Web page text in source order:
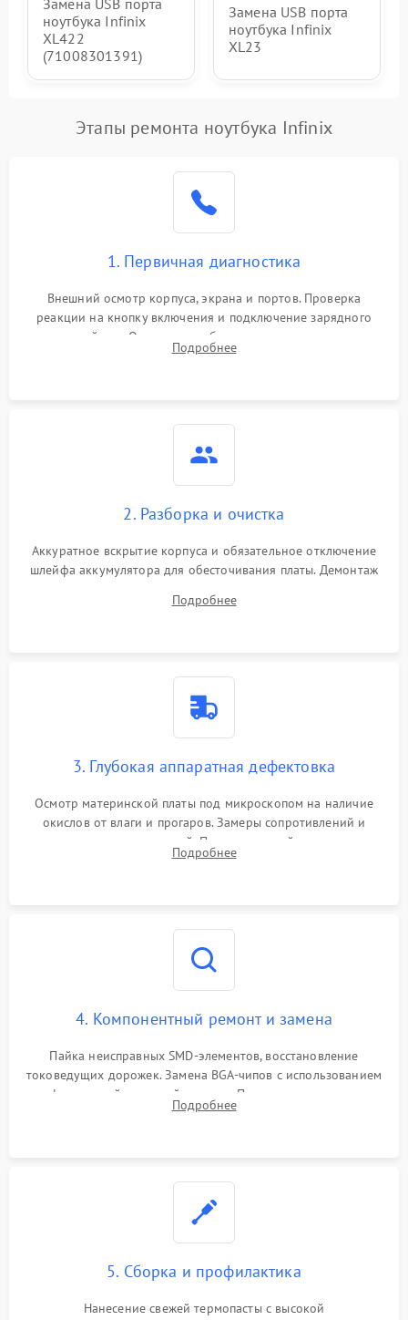
ноутбука Infinix
XL422
(71008301391)
Замена USB порта
ноутбука Infinix
XL23
Этапы ремонта ноутбука Infinix
1. Первичная диагностика
Внешний осмотр корпуса, экрана и портов. Проверка
реакции на кнопку включения и подключение зарядного
устройства. Оценка потребления тока с помощью
лабораторного блока питания для локализации проблемы.
Подробнее
2. Разборка и очистка
Аккуратное вскрытие корпуса и обязательное отключение
шлейфа аккумулятора для обесточивания платы. Демонтаж
высохшей термопасты с кристаллов чипов.
Подробнее
3. Глубокая аппаратная дефектовка
Осмотр материнской платы под микроскопом на наличие
окислов от влаги и прогаров. Замеры сопротивлений и
дежурных напряжений. Проверка цепей питания,
мультиконтроллера, процессора и видеочипа.
Подробнее
4. Компонентный ремонт и замена
Пайка неисправных SMD-элементов, восстановление
токоведущих дорожек. Замена BGA-чипов с использованием
инфракрасной паяльной станции. Прошивка микросхемы
BIOS или замена поврежденных портов USB
Подробнее
5. Сборка и профилактика
Нанесение свежей термопасты с высокой